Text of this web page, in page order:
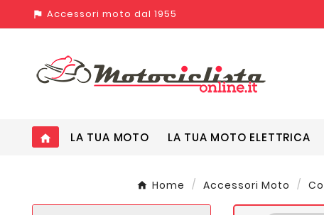
assistant_photo Accessori moto dal 1955
home LA TUA MOTO LA TUA MOTO ELETTRICA
Home Accessori Moto